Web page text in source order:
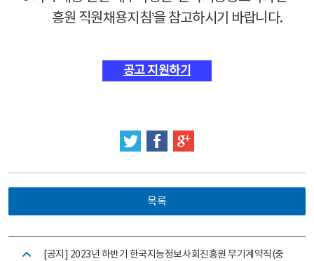
흥원 직원채용지침’을 참고하시기 바랍니다.
공고 지원하기
트위터페이스북
목록
[공지] 2023년 하반기 한국지능정보사회진흥원 무기계약직(중